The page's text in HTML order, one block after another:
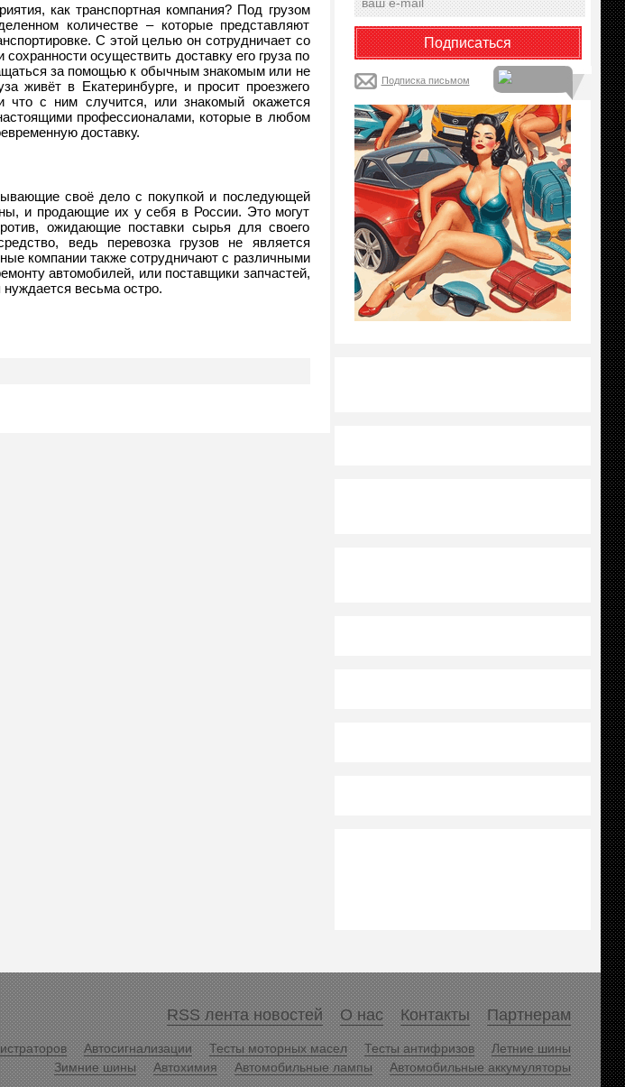
как транспортная компания? Под грузом
количестве – которые представляют
С этой целью он сотрудничает со
осуществить доставку его груза по
за помощью к обычным знакомым или не
живёт в Екатеринбурге, и просит проезжего
с ним случится, или знакомый окажется
профессионалами, которые в любом
доставку.
своё дело с покупкой и последующей
и продающие их у себя в России. Это могут
ожидающие поставки сырья для своего
ведь перевозка грузов не является
компании также сотрудничают с различными
автомобилей, или поставщики запчастей,
весьма остро.
Подписка письмом
RSS лента новостей О нас Контакты Партнерам
Автосигнализации Тесты моторных масел Тесты антифризов
Летние шины
Зимние шины
Автохимия Автомобильные лампы Автомобильные аккумуляторы